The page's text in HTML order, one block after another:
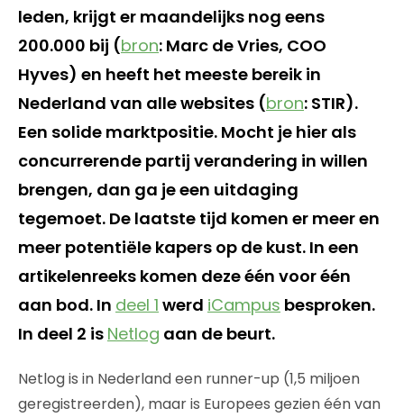
leden, krijgt er maandelijks nog eens
200.000 bij (bron: Marc de Vries, COO
Hyves) en heeft het meeste bereik in
Nederland van alle websites (bron: STIR).
Een solide marktpositie. Mocht je hier als
concurrerende partij verandering in willen
brengen, dan ga je een uitdaging
tegemoet. De laatste tijd komen er meer en
meer potentiële kapers op de kust. In een
artikelenreeks komen deze één voor één
aan bod. In deel 1 werd iCampus besproken.
In deel 2 is Netlog aan de beurt.
Netlog is in Nederland een runner-up (1,5 miljoen
geregistreerden), maar is Europees gezien één van